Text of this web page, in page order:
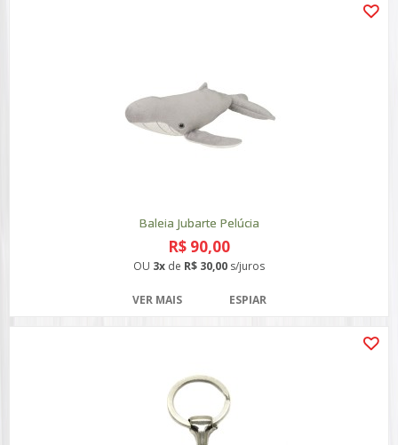
Baleia Jubarte Pelúcia
R$ 90,00
OU 3x de R$ 30,00 s/juros
VER MAIS ESPIAR